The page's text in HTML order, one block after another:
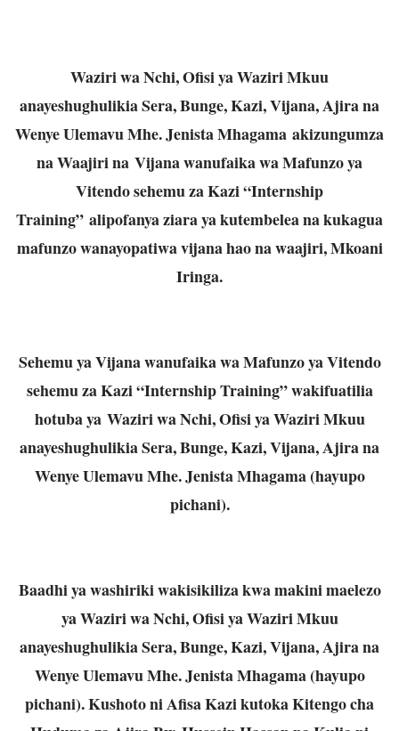
Waziri wa Nchi, Ofisi ya Waziri Mkuu
anayeshughulikia Sera, Bunge, Kazi, Vijana, Ajira na
Wenye Ulemavu Mhe. Jenista Mhagama akizungumza
na Waajiri na Vijana wanufaika wa Mafunzo ya
Vitendo sehemu za Kazi “Internship
Training” alipofanya ziara ya kutembelea na kukagua
mafunzo wanayopatiwa vijana hao na waajiri, Mkoani
Iringa.
Sehemu ya Vijana wanufaika wa Mafunzo ya Vitendo
sehemu za Kazi “Internship Training” wakifuatilia
hotuba ya Waziri wa Nchi, Ofisi ya Waziri Mkuu
anayeshughulikia Sera, Bunge, Kazi, Vijana, Ajira na
Wenye Ulemavu Mhe. Jenista Mhagama (hayupo
pichani).
Baadhi ya washiriki wakisikiliza kwa makini maelezo
ya Waziri wa Nchi, Ofisi ya Waziri Mkuu
anayeshughulikia Sera, Bunge, Kazi, Vijana, Ajira na
Wenye Ulemavu Mhe. Jenista Mhagama (hayupo
pichani). Kushoto ni Afisa Kazi kutoka Kitengo cha